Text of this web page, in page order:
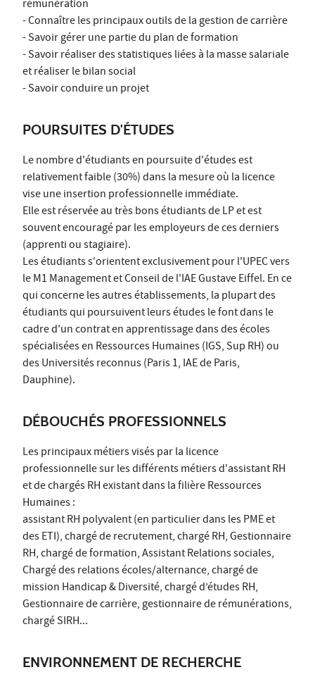
rémunération
- Connaître les principaux outils de la gestion de carrière
- Savoir gérer une partie du plan de formation
- Savoir réaliser des statistiques liées à la masse salariale
et réaliser le bilan social
- Savoir conduire un projet
POURSUITES D'ÉTUDES
Le nombre d'étudiants en poursuite d'études est
relativement faible (30%) dans la mesure où la licence
vise une insertion professionnelle immédiate.
Elle est réservée au très bons étudiants de LP et est
souvent encouragé par les employeurs de ces derniers
(apprenti ou stagiaire).
Les étudiants s'orientent exclusivement pour l'UPEC vers
le M1 Management et Conseil de l'IAE Gustave Eiffel. En ce
qui concerne les autres établissements, la plupart des
étudiants qui poursuivent leurs études le font dans le
cadre d'un contrat en apprentissage dans des écoles
spécialisées en Ressources Humaines (IGS, Sup RH) ou
des Universités reconnus (Paris 1, IAE de Paris,
Dauphine).
DÉBOUCHÉS PROFESSIONNELS
Les principaux métiers visés par la licence
professionnelle sur les différents métiers d'assistant RH
et de chargés RH existant dans la filière Ressources
Humaines :
assistant RH polyvalent (en particulier dans les PME et
des ETI), chargé de recrutement, chargé RH, Gestionnaire
RH, chargé de formation, Assistant Relations sociales,
Chargé des relations écoles/alternance, chargé de
mission Handicap & Diversité, chargé d’études RH,
Gestionnaire de carrière, gestionnaire de rémunérations,
chargé SIRH...
ENVIRONNEMENT DE RECHERCHE